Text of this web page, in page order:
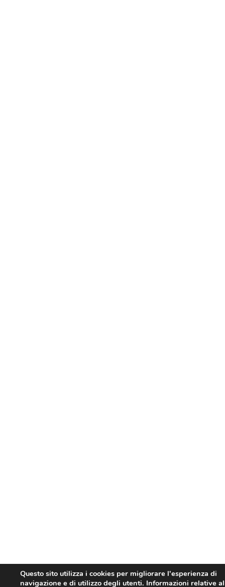
Questo sito utilizza i cookies per migliorare l'esperienza di
navigazione e di utilizzo degli utenti. Informazioni relative